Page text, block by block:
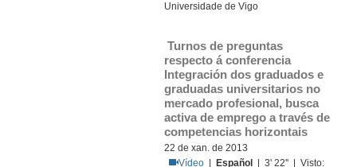
Universidade de Vigo
respecto á conferencia
Integración dos graduados e
graduadas universitarios no
mercado profesional, busca
activa de emprego a través de
competencias horizontais
22 de xan. de 2013
Vídeo
Español | 3' 22'' | Visto: